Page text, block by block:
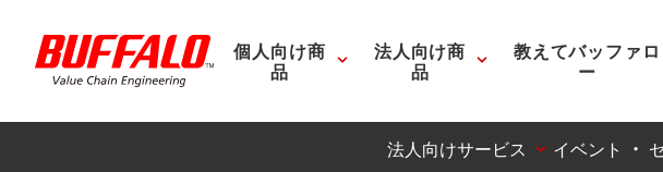
個人向け商
品
法人向け商
品
教えてバッファロ
ー
法人向けサービス イベント ・